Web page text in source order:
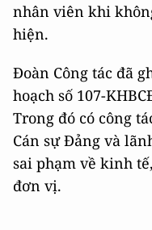
nhân viên khi
hiện.
Đoàn Công tác đã
hoạch số 107-
Trong đó có công
Cán sự Đảng và
sai phạm về kinh
đơn vị.